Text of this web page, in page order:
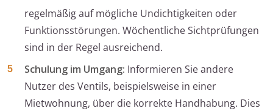
regelmäßig auf mögliche Undichtigkeiten oder
Funktionsstörungen. Wöchentliche Sichtprüfungen
sind in der Regel ausreichend.
Schulung im Umgang: Informieren Sie andere
Nutzer des Ventils, beispielsweise in einer
Mietwohnung, über die korrekte Handhabung. Dies